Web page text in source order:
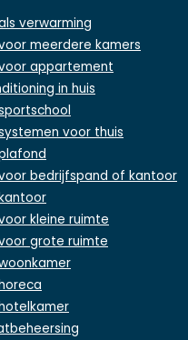
verwarming
meerdere kamers
appartement
in huis
voor thuis
bedrijfspand of kantoor
kleine ruimte
grote ruimte